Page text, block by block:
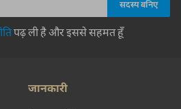
पढ़ ली है और इससे सहमत हूँ
जानकारी